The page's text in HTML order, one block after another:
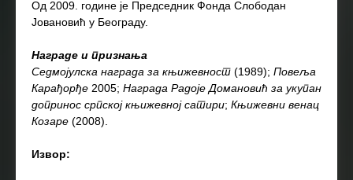
Од 2009. године је Председник Фонда Слободан
Јовановић у Београду.
Награде и признања
Седмојулска награда за књижевност (1989); Повеља
Карађорђе 2005; Награда Радоје Домановић за укупан
допринос српској књижевној сатири; Књижевни венац
Козаре (2008).
Извор: